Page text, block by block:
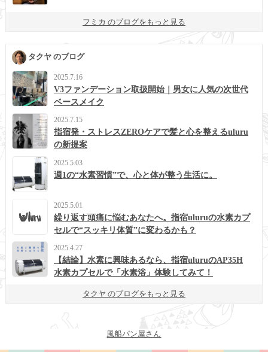
フミカ のブログをもっと見る
タクヤ のブログ
2025.7.16
V3ファンデーション取扱開始｜男女に人気の次世代
ベースメイク
2025.7.15
指宿発・ストレスZEROケアで髪と心を整えるuluru
の新提案
2025.5.03
週1の“水素習慣”で、心と体が整う生活に。
2025.5.01
繰り返す頭痛に悩むあなたへ。指宿uluruの水素カプ
セルで“スッキリ体質”に変わるかも？
2025.4.27
【結論】水素に興味あるなら、指宿uluruのAP35H
水素カプセルで「水素浴」体験してみて！
タクヤ のブログをもっと見る
風船パン屋さん